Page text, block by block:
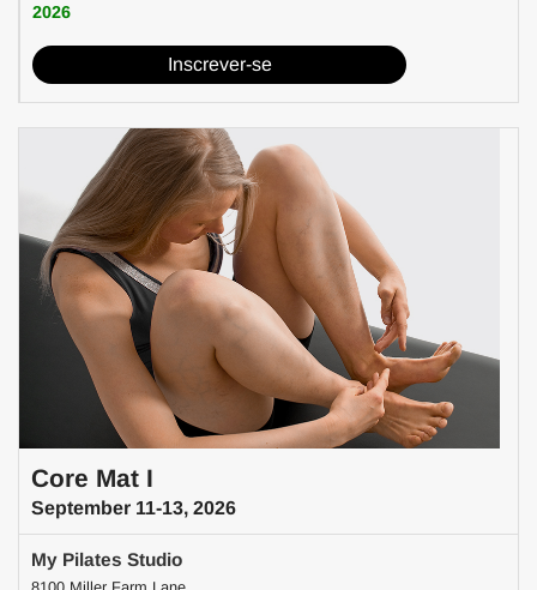
2026
Inscrever-se
Core Mat I
September 11-13, 2026
My Pilates Studio